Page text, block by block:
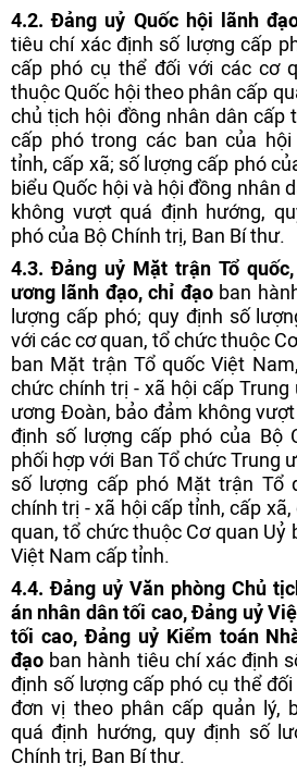
4.2. Đảng uỷ Quốc hội lãnh
tiêu chí xác định số lượng cấp
cấp phó cụ thể đối với các cơ
thuộc Quốc hội theo phân cấp
chủ tịch hội đồng nhân dân cấp
cấp phó trong các ban của
tỉnh, cấp xã; số lượng cấp phó
biểu Quốc hội và hội đồng nhân
không vượt quá định hướng,
phó của Bộ Chính trị, Ban Bí thư.
4.3. Đảng uỷ Mặt trận Tổ
ương lãnh đạo, chỉ đạoban
lượng cấp phó; quy định số
với các cơ quan, tổ chức thuộc
ban Mặt trận Tổ quốc Việt
chức chính trị - xã hội cấp
ương Đoàn, bảo đảm không
định số lượng cấp phó của Bộ
phối hợp với Ban Tổ chức Trung
số lượng cấp phó Mặt trận Tổ
chính trị - xã hội cấp tỉnh, cấp
quan, tổ chức thuộc Cơ quan Uỷ
Việt Nam cấp tỉnh.
4.4. Đảng uỷ Văn phòng Chủ
án nhân dân tối cao, Đảng uỷ
tối cao, Đảng uỷ Kiểm toán
đạo ban hành tiêu chí xác định
định số lượng cấp phó cụ thể
đơn vị theo phân cấp quản lý,
quá định hướng, quy định số
Chính trị, Ban Bí thư.